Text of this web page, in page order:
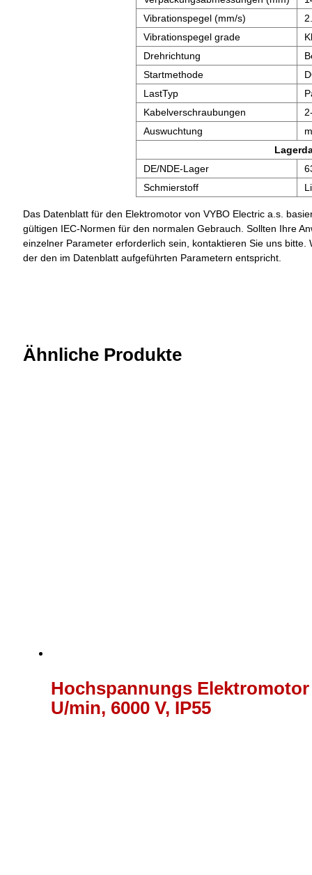
Vibrationspegel (mm/s)
Vibrationspegel grade
Drehrichtung
Startmethode
LastTyp
Kabelverschraubungen
Auswuchtung
DE/NDE-Lager
Schmierstoff
Das Datenblatt für den Elektromotor von VYBO Electric a.s.
gültigen IEC-Normen für den normalen Gebrauch. Sollten Ihre
einzelner Parameter erforderlich sein, kontaktieren Sie uns
der den im Datenblatt aufgeführten Parametern entspricht.
Ähnliche Produkte
Hochspannungs Elektromotor
U/min, 6000 V, IP55